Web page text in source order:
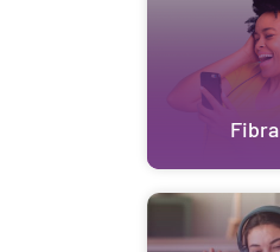
Fibra